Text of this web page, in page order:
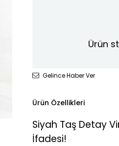
Ürün
Gelince Haber Ver
Ürün Özellikleri
Siyah Taş Detay
İfadesi!